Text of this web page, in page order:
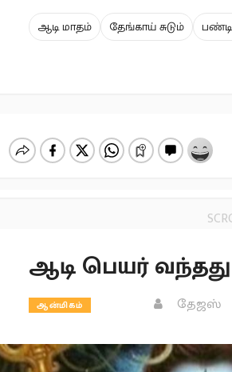
ஆடி மாதம் தேங்காய் சுடும்
ஆடி பெயர் வந்தது
ஆன்மிகம் தேஜஸ்